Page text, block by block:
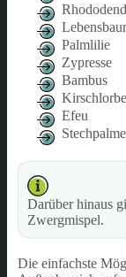
Palmlilie
Zypresse
Bambus
Efeu
Stechpalme
Darüber hinaus
Zwergmispel.
Die einfachste